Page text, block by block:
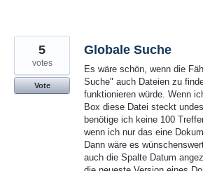
Globale Suche
Es wäre schön, wenn die
Suche" auch Dateien zu
funktionieren würde. Wenn
Box diese Datei steckt
benötige ich keine 100
wenn ich nur das eine
Dann wäre es
auch die Spalte Datum
5
votes
Vote